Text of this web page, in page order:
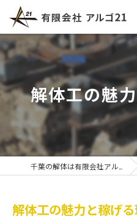
解体工の魅
解体工の魅力と稼げ